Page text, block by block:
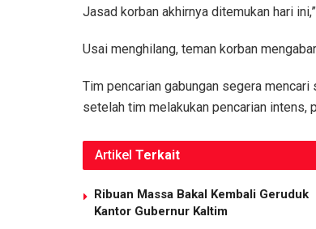
Jasad korban akhirnya ditemukan hari
Usai menghilang, teman korban
Tim pencarian gabungan segera
setelah tim melakukan pencarian intens,
Artikel Terkait
Ribuan Massa Bakal Kembali Geruduk
Kantor Gubernur Kaltim